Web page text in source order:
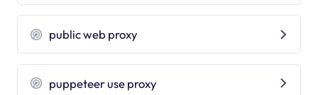
public web proxy
puppeteer use proxy